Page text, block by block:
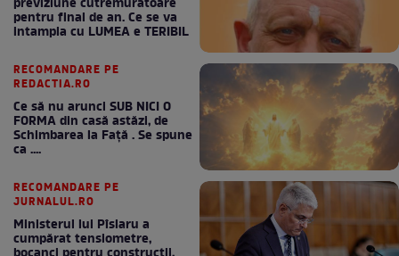
previziune cutremuratoare
pentru final de an. Ce se va
intampla cu LUMEA e TERIBIL
RECOMANDARE PE
REDACTIA.RO
Ce să nu arunci SUB NICI O
FORMA din casă astăzi, de
Schimbarea la Față . Se spune
ca ....
RECOMANDARE PE
JURNALUL.RO
Ministerul lui Pîslaru a
cumpărat tensiometre,